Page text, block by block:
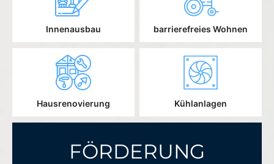
Innenausbau barrierefreies Wohnen
Hausrenovierung Kühlanlagen
FÖRDERUNG